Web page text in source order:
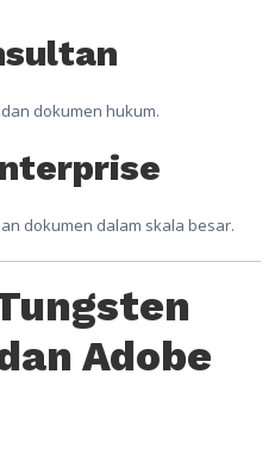
dokumen hukum.
dokumen dalam skala besar.
Adobe